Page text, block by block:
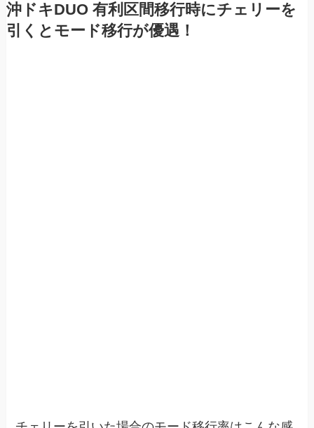
沖ドキDUO 有利区間移行時にチェリーを
引くとモード移行が優遇！